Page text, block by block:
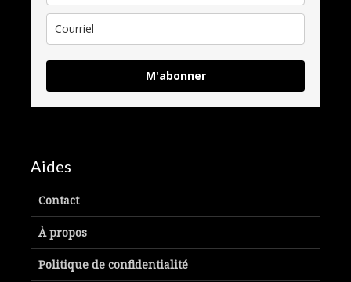
M'abonner
Aides
Contact
À propos
Politique de confidentialité